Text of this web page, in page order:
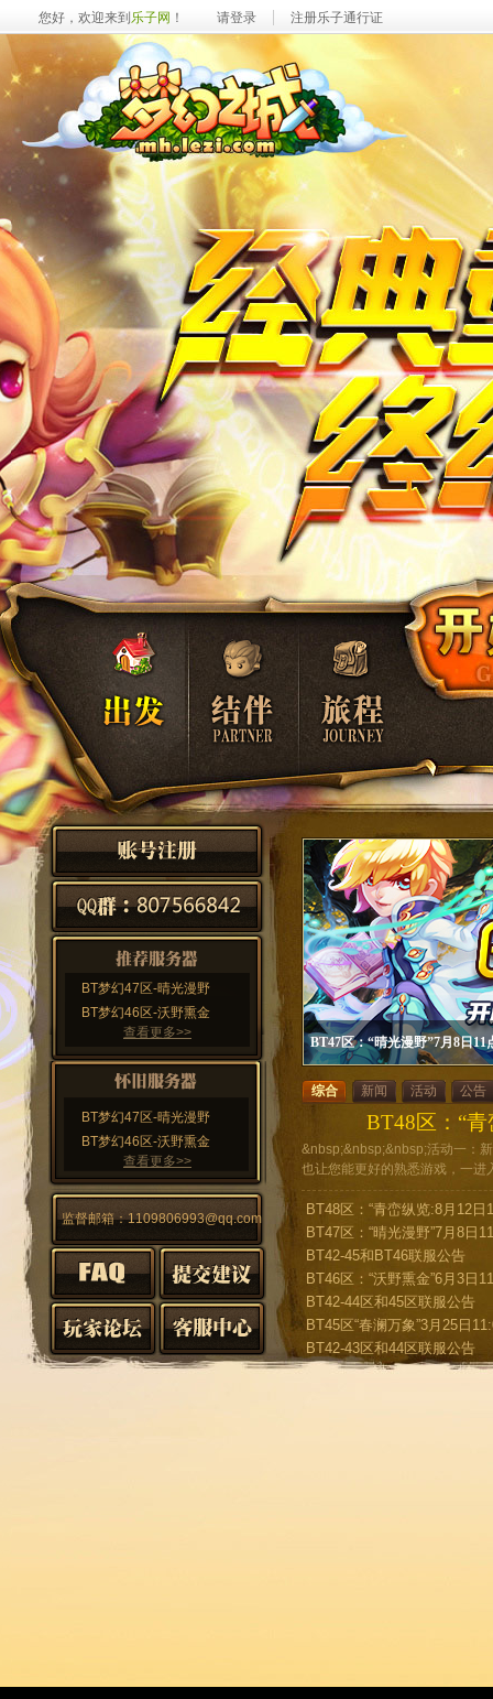
您好，欢迎来到 乐子网 ！ 请登录 注册乐子通行证
BT梦幻47区-晴光漫野
BT梦幻46区-沃野熏金
查看更多>>
BT梦幻47区-晴光漫野
BT梦幻46区-沃野熏金
查看更多>>
监督邮箱：1109806993@qq.com
BT47区：“晴光漫野”7月8日11
综合 新闻 活动 公告
BT48区：“
&nbsp;&nbsp;&nbsp;活动一：
也让您能更好的熟悉游戏，一进
开服后至永久 新手卡领取流程
BT48区：“青峦纵览:8月12日
BT47区：“晴光漫野”7月8日
BT42-45和BT46联服公告
BT46区：“沃野熏金”6月3日
BT42-44区和45区联服公告
BT45区“春澜万象”3月25日
BT42-43区和44区联服公告